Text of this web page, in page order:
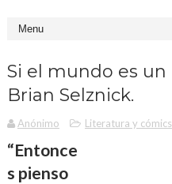
Si el mundo es un
Brian Selznick.
Anónimo Literatura y cómics
“Entonce
s pienso